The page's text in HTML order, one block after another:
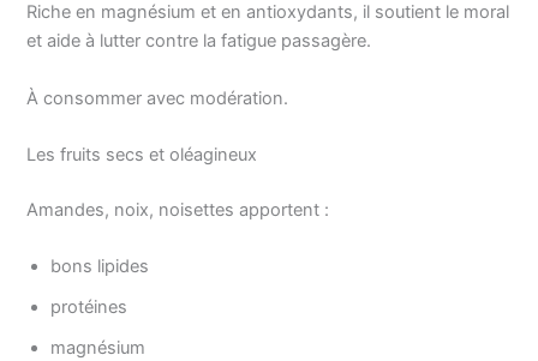
Riche en magnésium et en antioxydants, il soutient le moral
et aide à lutter contre la fatigue passagère.
À consommer avec modération.
Les fruits secs et oléagineux
Amandes, noix, noisettes apportent :
bons lipides
protéines
magnésium